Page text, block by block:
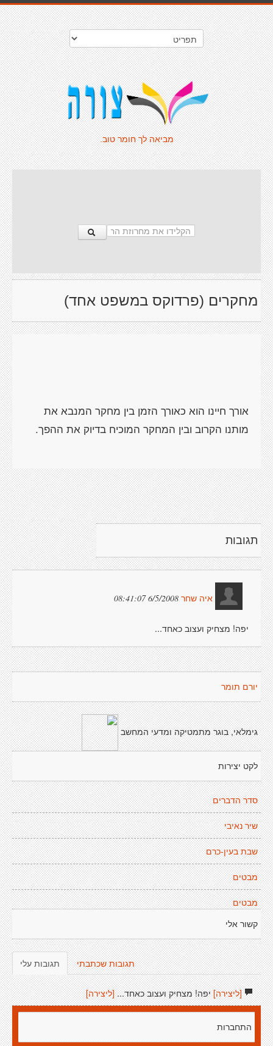
מביאה לך חומר טוב.
מחקרים (פרדוקס במשפט אחד)
אורך חיינו הוא כאורך הזמן בין מחקר המנבא את
תגובות
איה שחר 6/5/2008 08:41:07
יפה! מצחיק ועצוב כאחד...
יורם תומר
גימלאי, בוגר מתמטיקה ומדעי המחשב
לקט יצירות
סדר הדברים
שיר נאיבי
שבת בעין-כרם
מבטים
מבטים
קשור אלי
תגובות עלי תגובות שכתבתי
[ליצירה]יפה! מצחיק ועצוב כאחד... [ליצירה]
התחברות